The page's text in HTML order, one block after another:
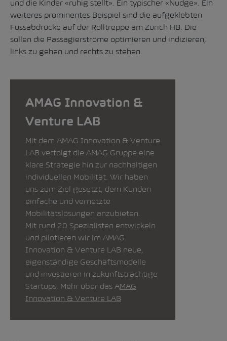
und die Kinder «ruhig stellt». Ein typischer «Nudge». Ein
weiteres prominentes Beispiel sind die aufgeklebten
Fussabdrücke auf der Rolltreppe am Zürich HB. Die
sollen die Passagierströme optimieren und indizieren,
links zu gehen und rechts zu stehen.
AMAG Innovation &
Venture LAB
Mit dem AMAG Innovation & Venture
LAB verfolgt die AMAG Gruppe eine
klare Strategie hin zur nachhaltigen
individuellen Mobilität. Wir haben
uns zum Ziel gesetzt, dem Kunden
einfache und vernetzte
Mobilitätslösungen anzubieten.
Mit rund 20 Spezialisten entwickeln
und pilotieren wir im AMAG
Innovation & Venture LAB neue,
eigenständige Geschäftsmodelle
und investieren in zukunftsträchtige
Startups. Mehr über das AMAG
Innovation & Venture LAB